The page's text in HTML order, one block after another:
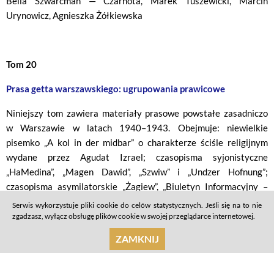
Urynowicz, Agnieszka Żółkiewska
Tom 20
Prasa getta warszawskiego: ugrupowania prawicowe
Niniejszy tom zawiera materiały prasowe powstałe zasadniczo
w Warszawie w latach 1940–1943. Obejmuje: niewielkie
pisemko „A kol in der midbar” o charakterze ściśle religijnym
wydane przez Agudat Izrael; czasopisma syjonistyczne
„HaMedina”, „Magen Dawid”, „Szwiw” i „Undzer Hofnung”;
czasopisma asymilatorskie „Żagiew”, „Biuletyn Informacyjny –
Żagiew” oraz „Komendant Główny Organizacji Żagiew.
Odezwa”. Prezentowany materiał jest bardzo zróżnicowany pod
względem tematycznym, językowym i proweniencyjnym (a także
graficznym). Poszczególne czasopisma dzieli nie tylko język
Serwis wykorzystuje pliki cookie do celów statystycznych. Jeśli się na to nie
zgadzasz, wyłącz obsługę plików cookie w swojej przeglądarce internetowej.
ZAMKNIJ